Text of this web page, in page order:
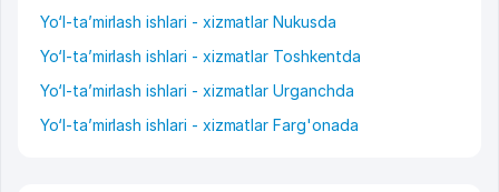
Yo‘l-ta’mirlash ishlari - xizmatlar Nukusda
Yo‘l-ta’mirlash ishlari - xizmatlar Toshkentda
Yo‘l-ta’mirlash ishlari - xizmatlar Urganchda
Yo‘l-ta’mirlash ishlari - xizmatlar Farg'onada